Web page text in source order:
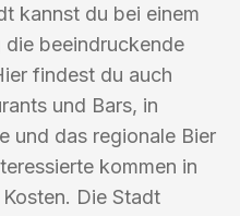
kannst du bei einem
die beeindruckende
findest du auch
und Bars, in
und das regionale Bier
kommen in
Die Stadt